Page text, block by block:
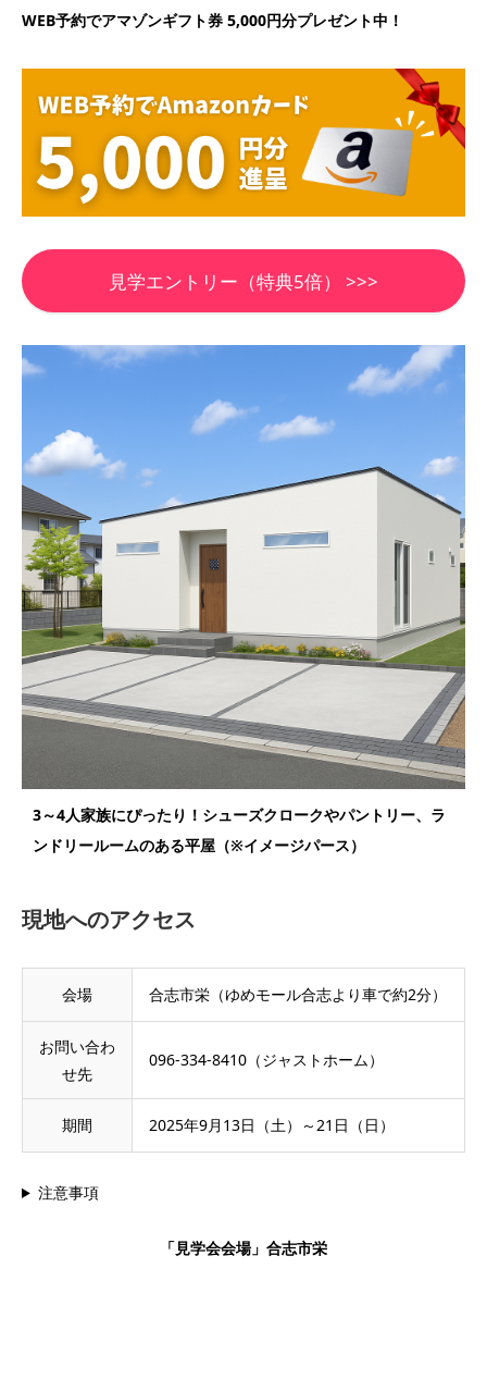
WEB予約でアマゾンギフト券 5,000円分プレゼント中！
見学エントリー（特典5倍） >>>
3～4人家族にぴったり！シューズクロークやパントリー、ラ
ンドリールームのある平屋（※イメージパース）
現地へのアクセス
会場 合志市栄（ゆめモール合志より車で約2分）
お問い合わ
せ先
096-334-8410（ジャストホーム）
期間 2025年9月13日（土）～21日（日）
注意事項
「見学会会場」合志市栄